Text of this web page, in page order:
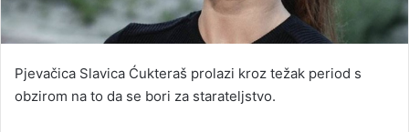
Pjevačica Slavica Ćukteraš prolazi kroz težak period s
obzirom na to da se bori za starateljstvo.